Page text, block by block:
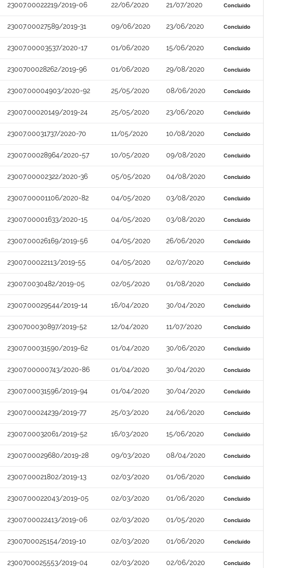
23007.00022219/2019-06 22/06/2020 21/07/2020 Concluído
23007.00027589/2019-31 09/06/2020 23/06/2020 Concluído
23007.00003537/2020-17 01/06/2020 15/06/2020 Concluído
2300700028262/2019-96 01/06/2020 29/08/2020 Concluído
23007.00004903/2020-92 25/05/2020 08/06/2020 Concluído
23007.00020149/2019-24 25/05/2020 23/06/2020 Concluído
23007.00031737/2020-70 11/05/2020 10/08/2020 Concluído
23007.00028964/2020-57 10/05/2020 09/08/2020 Concluído
23007.00002322/2020-36 05/05/2020 04/08/2020 Concluído
23007.00001106/2020-82 04/05/2020 03/08/2020 Concluído
23007.00001633/2020-15 04/05/2020 03/08/2020 Concluído
23007.00026169/2019-56 04/05/2020 26/06/2020 Concluído
23007.00022113/2019-55 04/05/2020 02/07/2020 Concluído
23007.0030482/2019-05 02/05/2020 01/08/2020 Concluído
23007.00029544/2019-14 16/04/2020 30/04/2020 Concluído
2300700030897/2019-52 12/04/2020 11/07/2020 Concluído
23007.00031590/2019-62 01/04/2020 30/06/2020 Concluído
23007.00000743/2020-86 01/04/2020 30/04/2020 Concluído
23007.00031596/2019-94 01/04/2020 30/04/2020 Concluído
23007.00024239/2019-77 25/03/2020 24/06/2020 Concluído
23007.00032061/2019-52 16/03/2020 15/06/2020 Concluído
23007.00029680/2019-28 09/03/2020 08/04/2020 Concluído
23007.00021802/2019-13 02/03/2020 01/06/2020 Concluído
23007.00022043/2019-05 02/03/2020 01/06/2020 Concluído
23007.00022413/2019-06 02/03/2020 01/05/2020 Concluído
2300700025154/2019-10 02/03/2020 01/06/2020 Concluído
2300700025553/2019-04 02/03/2020 02/06/2020 Concluído